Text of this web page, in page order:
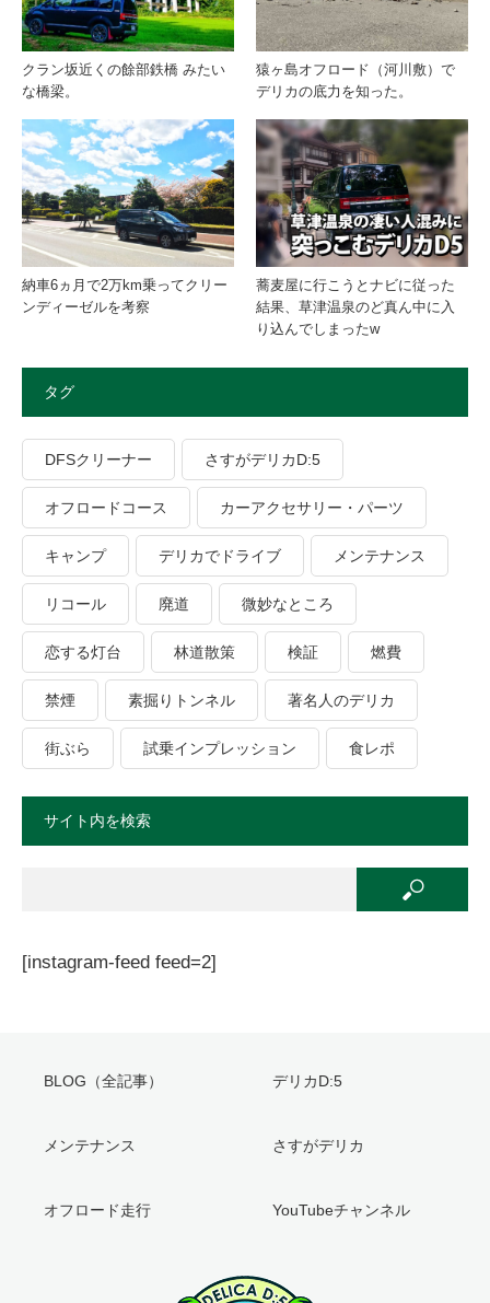
クラン坂近くの餘部鉄橋 みたい
な橋梁。
猿ヶ島オフロード（河川敷）で
デリカの底力を知った。
納車6ヵ月で2万km乗ってクリー
ンディーゼルを考察
蕎麦屋に行こうとナビに従った
結果、草津温泉のど真ん中に入
り込んでしまったw
タグ
DFSクリーナー さすがデリカD:5
オフロードコース カーアクセサリー・パーツ
キャンプ デリカでドライブ メンテナンス
リコール 廃道 微妙なところ
恋する灯台 林道散策 検証 燃費
禁煙 素掘りトンネル 著名人のデリカ
街ぶら 試乗インプレッション 食レポ
サイト内を検索
[instagram-feed feed=2]
BLOG（全記事） デリカD:5
メンテナンス さすがデリカ
オフロード走行 YouTubeチャンネル